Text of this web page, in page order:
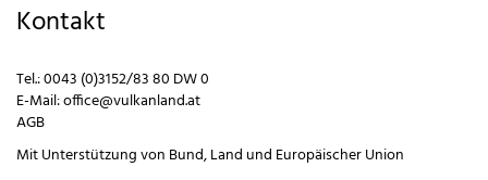
Kontakt
Tel.:0043 (0)3152/83 80 DW 0
E-Mail:office@vulkanland.at
AGB
Mit Unterstützung von Bund,Land und Europäischer Union